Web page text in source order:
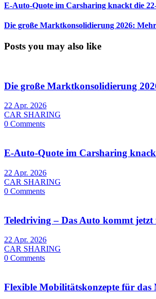
E-Auto-Quote im Carsharing knackt die
Die große Marktkonsolidierung 2026:
Posts you may also like
Die große Marktkonsolidierung
22 Apr. 2026
CAR SHARING
0 Comments
E-Auto-Quote im Carsharing
22 Apr. 2026
CAR SHARING
0 Comments
Teledriving – Das Auto kommt
22 Apr. 2026
CAR SHARING
0 Comments
Flexible Mobilitätskonzepte für das